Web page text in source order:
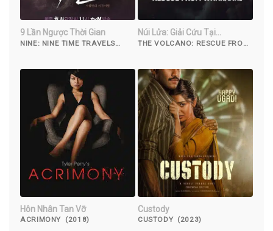
9 Lần Ngược Thời Gian
NINE: NINE TIME TRAVELS
Núi Lửa: Giải Cứu Tại
Whakaari
THE VOLCANO: RESCUE FROM
Hôn Nhân Tan Vỡ
ACRIMONY (2018)
Custody
CUSTODY (2023)